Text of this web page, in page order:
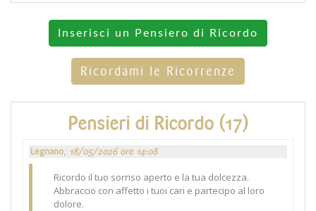
Inserisci un Pensiero di Ricordo
Ricordami le Ricorrenze
Pensieri di Ricordo (17)
Legnano, 18/05/2026 ore 14:08
Ricordo il tuo sorriso aperto e la tua dolcezza.
Abbraccio con affetto i tuoi cari e partecipo al loro
dolore.